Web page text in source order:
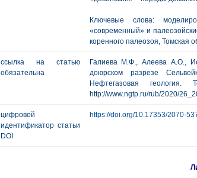
Ключевые слова:
«современный» и
коренного палеозоя, Томская
ссылка на статью
обязательна
Галиева М.Ф., Алеева А.О.,
доюрском разрезе
Нефтегазовая
http://www.ngtp.ru/rub/2020/
цифровой
идентификатор статьи
DOI
https://doi.org/10.17353/2070-